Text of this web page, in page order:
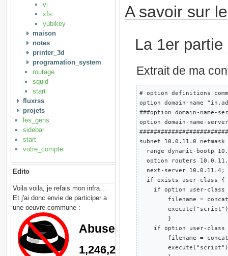
vi
xfs
yubikey
maison
notes
printer_3d
programation_system
routage
squid
start
fluxrss
projets
les_gens
sidebar
start
votre_compte
Edito
Voila voila, je refais mon infra…
Et j'ai donc envie de participer a
une oeuvre commune :
A savoir sur
La 1er
Extrait de ma
# option definitions
option domain-name
###option domain-
option domain-name-
subnet 10.0.11.0
range dynamic-bootp
option routers
  next-server 10.0.11.4;
  if exists user-class {
if option user-class
filename =
        }
if option user-class
filename =